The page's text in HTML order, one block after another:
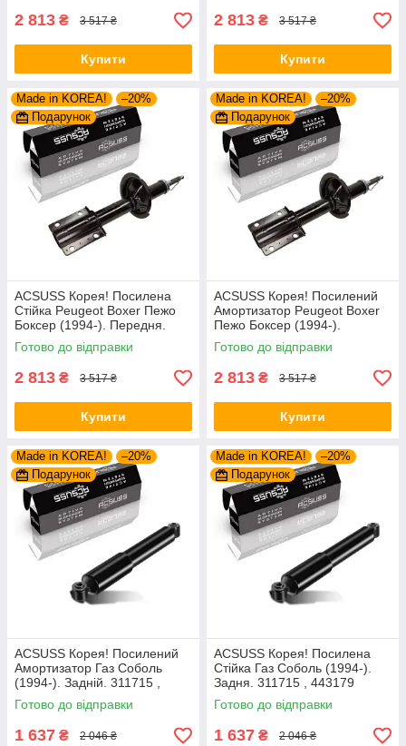
2 813 ₴ 3 517 ₴
Купити
2 813 ₴ 3 517 ₴
Купити
Made in KOREA!
–20%
Подарунок
ACSUSS Корея! Посилена
Стійка Peugeot Boxer Пежо
Боксер (1994-). Передня.
Шток 25mm. 280975 , 635853
Готово до відправки
2 813 ₴ 3 517 ₴
Купити
Made in KOREA!
–20%
Подарунок
ACSUSS Корея! Посилений
Амортизатор Peugeot Boxer
Пежо Боксер (1994-).
Передній. Шток 25mm.
280975 , 635853
Готово до відправки
2 813 ₴ 3 517 ₴
Купити
Made in KOREA!
–20%
Подарунок
ACSUSS Корея! Посилений
Амортизатор Газ Соболь
(1994-). Задній. 311715 ,
443179
Готово до відправки
1 637 ₴ 2 046 ₴
Made in KOREA!
–20%
Подарунок
ACSUSS Корея! Посилена
Стійка Газ Соболь (1994-).
Задня. 311715 , 443179
Готово до відправки
1 637 ₴ 2 046 ₴